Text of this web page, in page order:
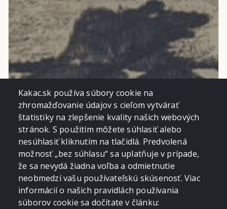
Kakac.sk používa súbory cookie na
zhromažďovanie údajov s cieľom vytvárať
štatistiky na zlepšenie kvality našich webových
stránok. S použitím môžete súhlasiť alebo
nesúhlasiť kliknutím na tlačidlá. Predvolená
možnosť „bez súhlasu“ sa uplatňuje v prípade,
že sa nevydá žiadna voľba a odmietnutie
neobmedzí vašu používateľskú skúsenosť. Viac
informácií o našich pravidlách používania
súborov cookie sa dočítate v článku: